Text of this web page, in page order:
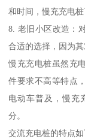
和时间，慢充充电
8. 老旧小区改造：
合适的选择，因为
慢充充电桩虽然充
件要求不高等特点
电动车普及，慢充
分。
交流充电桩的特点如